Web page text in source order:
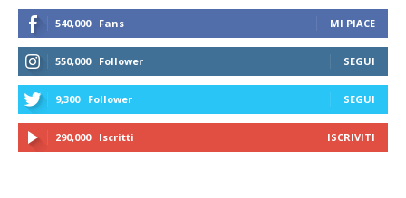
540,000 Fans MI PIACE
550,000 Follower SEGUI
9,300 Follower SEGUI
290,000 Iscritti ISCRIVITI